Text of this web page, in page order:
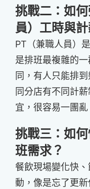
挑戰二：如
員）工時與
PT（兼職人員）
是排班最複雜的
同，有人只能排
同分店有不同計
宜，很容易一團亂
挑戰三：如
班需求？
餐飲現場變化快
動，像是忘了更